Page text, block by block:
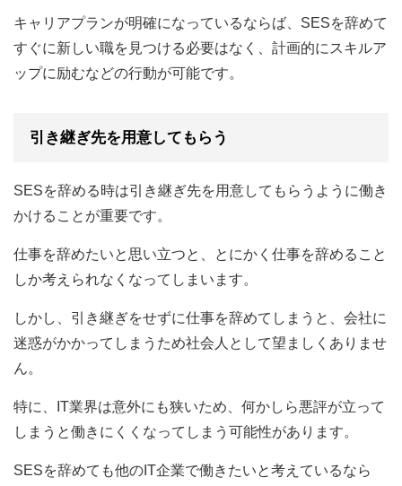
キャリアプランが明確になっているならば、SESを辞めて
すぐに新しい職を見つける必要はなく、計画的にスキルア
ップに励むなどの行動が可能です。
引き継ぎ先を用意してもらう
SESを辞める時は引き継ぎ先を用意してもらうように働き
かけることが重要です。
仕事を辞めたいと思い立つと、とにかく仕事を辞めること
しか考えられなくなってしまいます。
しかし、引き継ぎをせずに仕事を辞めてしまうと、会社に
迷惑がかかってしまうため社会人として望ましくありませ
ん。
特に、IT業界は意外にも狭いため、何かしら悪評が立って
しまうと働きにくくなってしまう可能性があります。
SESを辞めても他のIT企業で働きたいと考えているなら